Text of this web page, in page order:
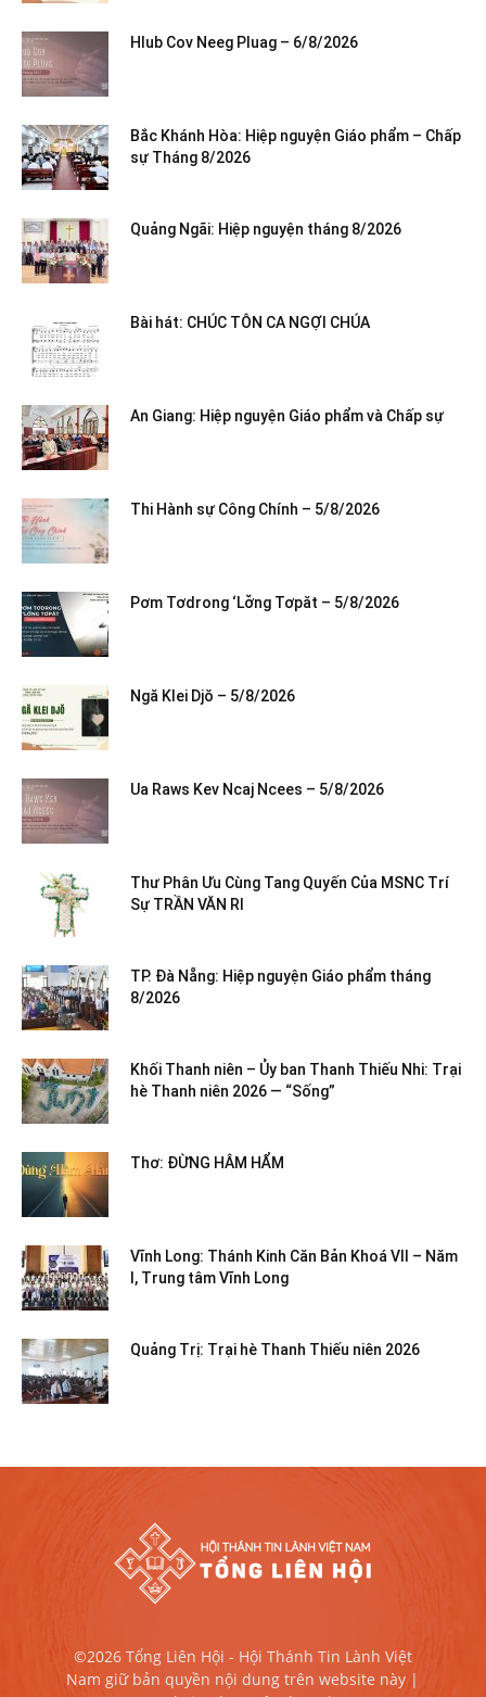
Hlub Cov Neeg Pluag – 6/8/2026
Bắc Khánh Hòa: Hiệp nguyện Giáo phẩm – Chấp
sự Tháng 8/2026
Quảng Ngãi: Hiệp nguyện tháng 8/2026
Bài hát: CHÚC TÔN CA NGỢI CHÚA
An Giang: Hiệp nguyện Giáo phẩm và Chấp sự
Thi Hành sự Công Chính – 5/8/2026
Pơm Tơdrong ‘Lơ̆ng Tơpăt – 5/8/2026
Ngă Klei Djŏ – 5/8/2026
Ua Raws Kev Ncaj Ncees – 5/8/2026
Thư Phân Ưu Cùng Tang Quyến Của MSNC Trí
Sự TRẦN VĂN RI
TP. Đà Nẵng: Hiệp nguyện Giáo phẩm tháng
8/2026
Khối Thanh niên – Ủy ban Thanh Thiếu Nhi: Trại
hè Thanh niên 2026 — “Sống”
Thơ: ĐỪNG HÂM HẨM
Vĩnh Long: Thánh Kinh Căn Bản Khoá VII – Năm
I, Trung tâm Vĩnh Long
Quảng Trị: Trại hè Thanh Thiếu niên 2026
©2026 Tổng Liên Hội - Hội Thánh Tin Lành Việt
Nam giữ bản quyền nội dung trên website này |